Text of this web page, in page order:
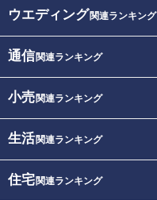
ウエディング関連ランキング
通信関連ランキング
小売関連ランキング
生活関連ランキング
住宅関連ランキング